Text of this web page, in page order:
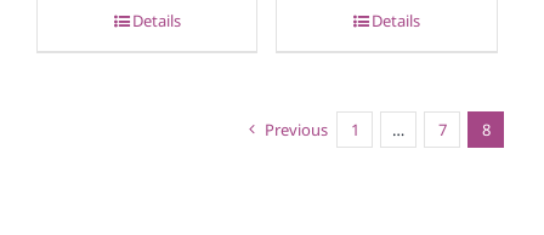
Details Details
Previous 1 … 7 8